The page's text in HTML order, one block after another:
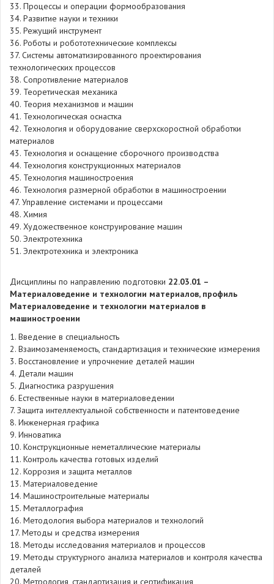
33. Процессы и операции формообразования
34. Развитие науки и техники
35. Режущий инструмент
36. Роботы и робототехнические комплексы
37. Системы автоматизированного проектирования
технологических процессов
38. Сопротивление материалов
39. Теоретическая механика
40. Теория механизмов и машин
41. Технологическая оснастка
42. Технология и оборудование сверхскоростной обработки
материалов
43. Технология и оснащение сборочного производства
44. Технология конструкционных материалов
45. Технология машиностроения
46. Технология размерной обработки в машиностроении
47. Управление системами и процессами
48. Химия
49. Художественное конструирование машин
50. Электротехника
51. Электротехника и электроника
Дисциплины по направлению подготовки 22.03.01 –
Материаловедение и технологии материалов, профиль
Материаловедение и технологии материалов в
машиностроении
1. Введение в специальность
2. Взаимозаменяемость, стандартизация и технические измерения
3. Восстановление и упрочнение деталей машин
4. Детали машин
5. Диагностика разрушения
6. Естественные науки в материаловедении
7. Защита интеллектуальной собственности и патентоведение
8. Инженерная графика
9. Инноватика
10. Конструкционные неметаллические материалы
11. Контроль качества готовых изделий
12. Коррозия и защита металлов
13. Материаловедение
14. Машиностроительные материалы
15. Металлография
16. Методология выбора материалов и технологий
17. Методы и средства измерения
18. Методы исследования материалов и процессов
19. Методы структурного анализа материалов и контроля качества
деталей
20. Метрология, стандартизация и сертификация